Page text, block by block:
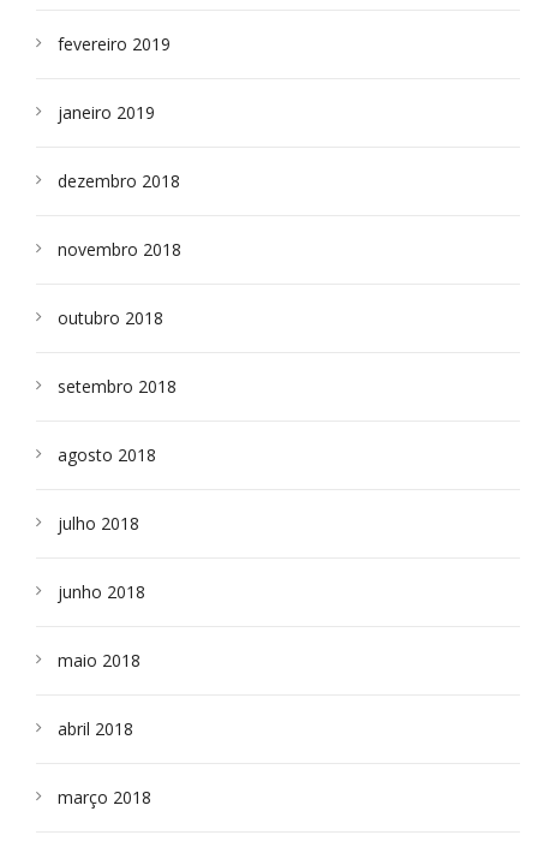
fevereiro 2019
janeiro 2019
dezembro 2018
novembro 2018
outubro 2018
setembro 2018
agosto 2018
julho 2018
junho 2018
maio 2018
abril 2018
março 2018